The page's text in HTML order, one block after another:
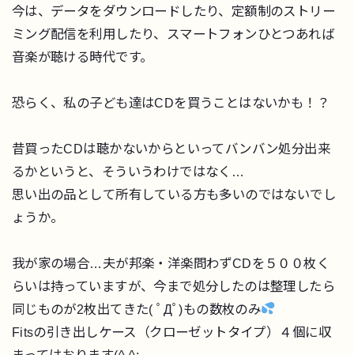
今は、データをダウンロードしたり、定額制のストリー
ミング配信を利用したり、スマートフォンひとつあれば
音楽が聴ける時代です。
恐らく、私の子ども達はCDを買うことはないかも！？
昔買ったCDは聴かないからといってバンバン処分出来
るかというと、そういうわけではなく…
思い出の品として所有している方も多いのではないでし
ょうか。
我が家の場合…夫が邦楽・洋楽問わずCDを５００枚く
らいは持っていますが、今まで処分したのは整理したら
同じものが2枚出てきた( ﾟДﾟ)もの数枚のみ
Fitsの引き出しケース（クローゼットタイプ）４個に収